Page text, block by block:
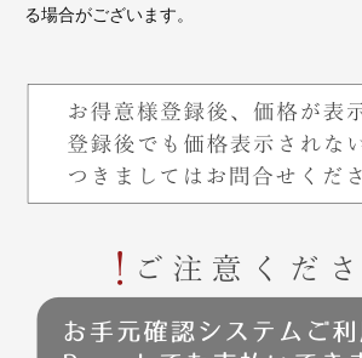
る場合がございます。